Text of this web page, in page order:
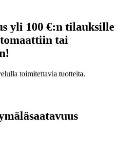
yli 100 €:n tilauksille
tai
toimitettavia tuotteita.